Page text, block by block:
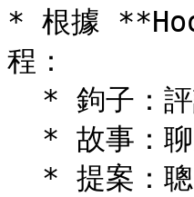
* 根據
程：